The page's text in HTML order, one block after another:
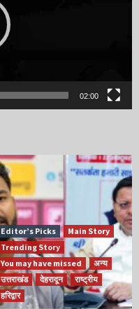
02:00
Editor’s Picks
Main Story
Trending Story
You may have missed
अन्य
उत्तराखंड
देहरादून
राष्ट्रीय
हरिद्वार